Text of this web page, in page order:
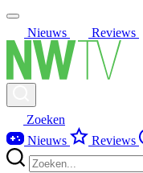
Nieuws Reviews
Zoeken
Nieuws
Reviews